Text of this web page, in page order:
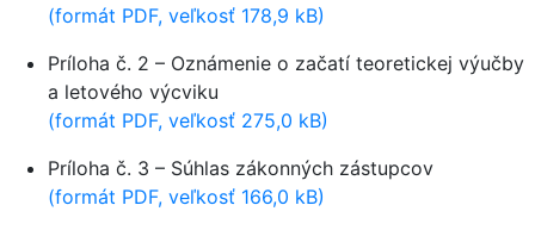
(formát PDF, veľkosť 178,9 kB)
Príloha č. 2 – Oznámenie o začatí teoretickej výučby
a letového výcviku
(formát PDF, veľkosť 275,0 kB)
Príloha č. 3 – Súhlas zákonných zástupcov
(formát PDF, veľkosť 166,0 kB)